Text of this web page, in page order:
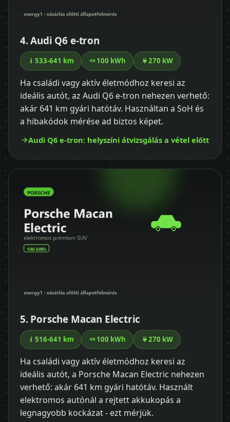
4. Audi Q6 e-tron
533-641 km 100 kWh 270 kW
Ha családi vagy aktív életmódhoz keresi az
ideális autót, az Audi Q6 e-tron nehezen verhető:
akár 641 km gyári hatótáv. Használtan a SoH és
a hibakódok mérése ad biztos képet.
Audi Q6 e-tron: helyszíni átvizsgálás a vétel előtt
5. Porsche Macan Electric
516-641 km 100 kWh 270 kW
Ha családi vagy aktív életmódhoz keresi az
ideális autót, a Porsche Macan Electric nehezen
verhető: akár 641 km gyári hatótáv. Használt
elektromos autónál a rejtett akkukopás a
legnagyobb kockázat - ezt mérjük.